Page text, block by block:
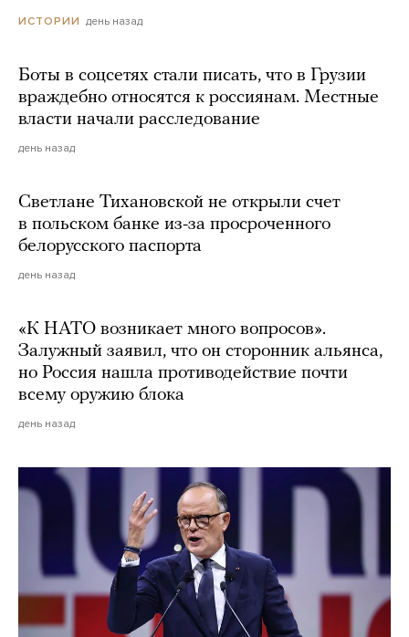
ИСТОРИИ день назад
Боты в соцсетях стали писать, что в Грузии
враждебно относятся к россиянам. Местные
власти начали расследование
день назад
Светлане Тихановской не открыли счет
в польском банке из-за просроченного
белорусского паспорта
день назад
«К НАТО возникает много вопросов».
Залужный заявил, что он сторонник альянса,
но Россия нашла противодействие почти
всему оружию блока
день назад